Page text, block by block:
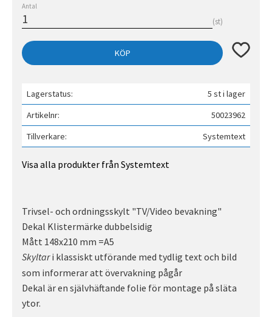
Antal
st
KÖP Lägg till
Lagerstatus
5 st i lager
Artikelnr
50023962
Tillverkare
Systemtext
Visa alla produkter från Systemtext
Trivsel- och ordningsskylt "TV/Video bevakning"
Dekal Klistermärke dubbelsidig
Mått 148x210 mm =A5
Skyltari klassiskt utförande med tydlig text och bild
som informerar att övervakning pågår
Dekal är en självhäftande folie för montage på släta
ytor.